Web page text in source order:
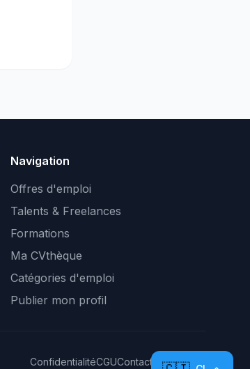
Navigation
Offres d'emploi
Talents & Freelances
Formations
Ma CVthèque
Catégories d'emploi
Publier mon profil
ConfidentialitéCGUContact Plan du site